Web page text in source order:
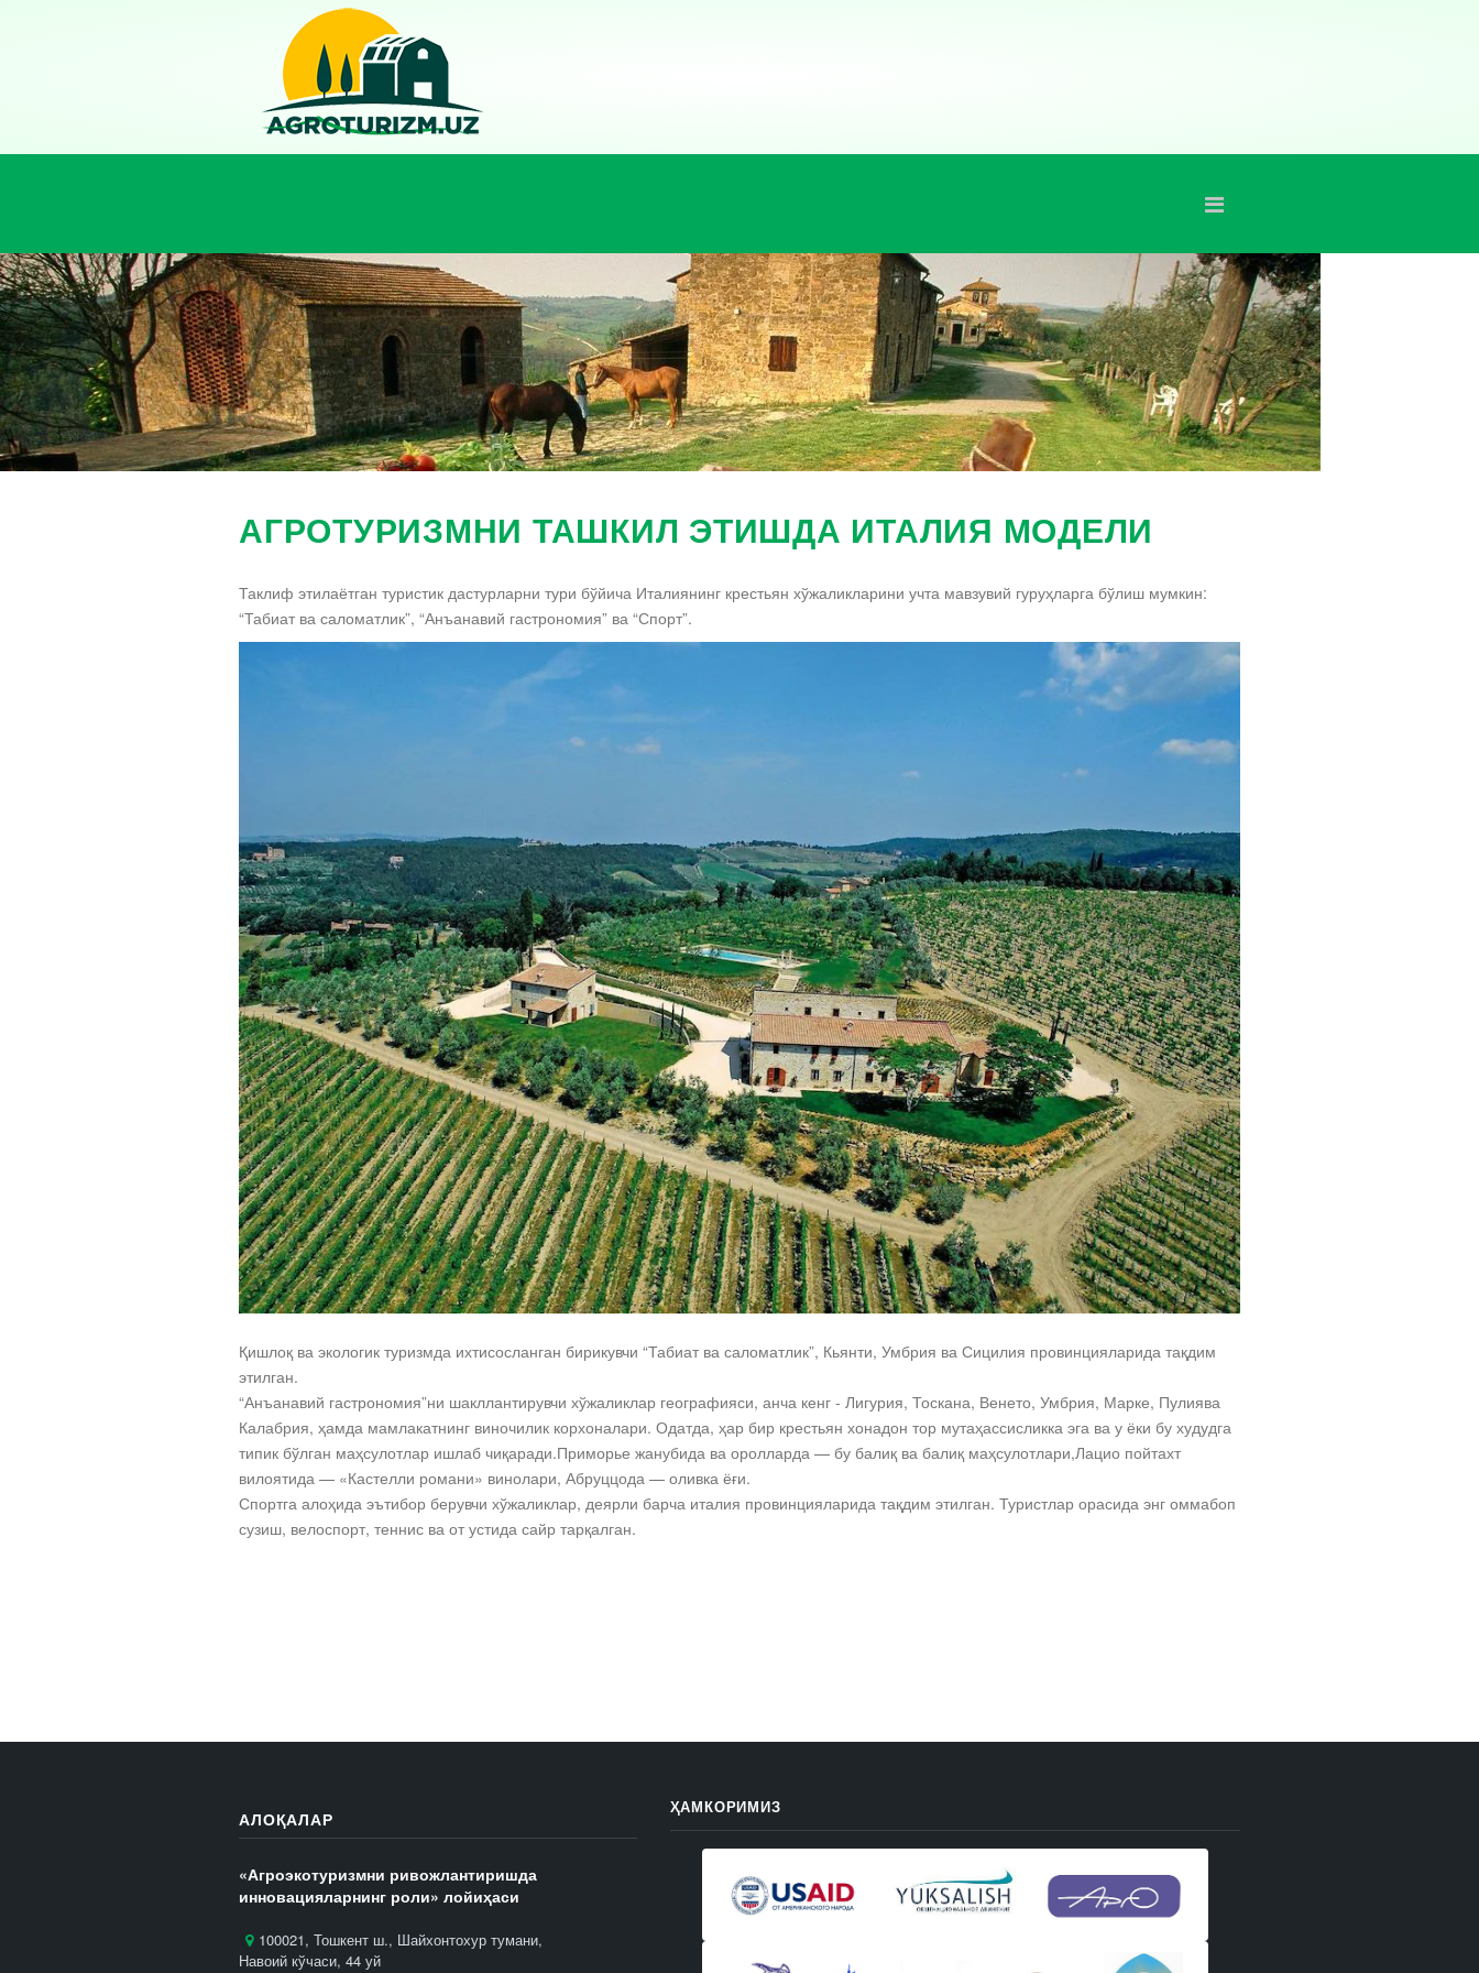
АГРОТУРИЗМНИ ТАШКИЛ ЭТИШДА ИТАЛИЯ МОДЕЛИ
Таклиф этилаётган туристик дастурларни тури бўйича Италиянинг крестьян хўжаликларини учта мавзувий гуруҳларга бўлиш мумкин:
“Табиат ва саломатлик”, “Анъанавий гастрономия” ва “Спорт”.
Қишлоқ ва экологик туризмда ихтисосланган бирикувчи “Табиат ва саломатлик”, Кьянти, Умбрия ва Сицилия провинцияларида тақдим
этилган.
“Анъанавий гастрономия”ни шакллантирувчи хўжаликлар географияси, анча кенг - Лигурия, Тоскана, Венето, Умбрия, Марке, Пулиява
Калабрия, ҳамда мамлакатнинг виночилик корхоналари. Одатда, ҳар бир крестьян хонадон тор мутаҳассисликка эга ва у ёки бу худудга
типик бўлган маҳсулотлар ишлаб чиқаради.Приморье жанубида ва оролларда — бу балиқ ва балиқ маҳсулотлари,Лацио пойтахт
вилоятида — «Кастелли романи» винолари, Абруццода — оливка ёғи.
Спортга алоҳида эътибор берувчи хўжаликлар, деярли барча италия провинцияларида тақдим этилган. Туристлар орасида энг оммабоп
сузиш, велоспорт, теннис ва от устида сайр тарқалган.
АЛОҚАЛАР
«Агроэкотуризмни ривожлантиришда
инновацияларнинг роли» лойиҳаси
100021, Тошкент ш., Шайхонтохур тумани,
Навоий кўчаси, 44 уй
ҲАМКОРИМИЗ